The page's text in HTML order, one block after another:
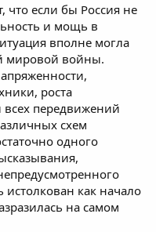
что если бы Россия не
и мощь в
вполне могла
мировой войны.
роста
передвижений
схем
одного
как начало
на самом